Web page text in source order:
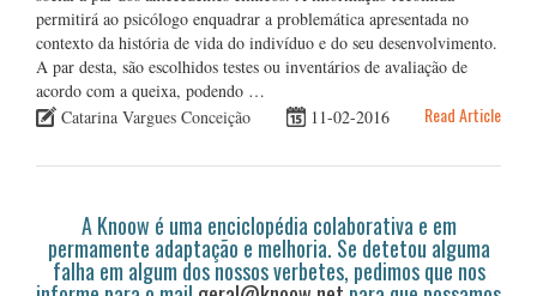
permitirá ao psicólogo enquadrar a problemática apresentada no
contexto da história de vida do indivíduo e do seu desenvolvimento.
A par desta, são escolhidos testes ou inventários de avaliação de
acordo com a queixa, podendo …
Catarina Vargues Conceição
11-02-2016 Read Article
A Knoow é uma enciclopédia colaborativa e em
permamente adaptação e melhoria. Se detetou alguma
falha em algum dos nossos verbetes, pedimos que nos